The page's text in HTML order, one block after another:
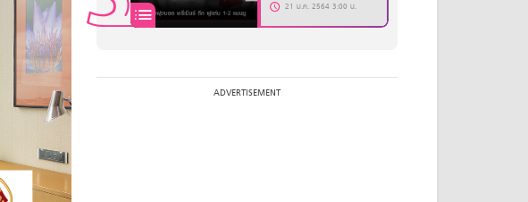
21 ม.ค. 2564 3:00 น.